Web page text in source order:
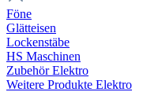
Föne
Glätteisen
Lockenstäbe
HS Maschinen
Zubehör Elektro
Weitere Produkte Elektro